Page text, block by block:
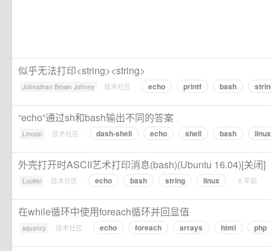
似乎无法打印<string><string>
Johnathan Brown Johnny · 技术社区 · echo printf bash
“echo”通过sh和bash输出不同的答案
Lincoln · 技术社区 · dash-shell echo shell bash linux
外壳打开时ASCII艺术打印消息(bash)(Ubuntu 16.04)[关闭]
Lucifer · 技术社区 · echo bash string linux · 8 年前
在while循环中使用foreach循环并回显值
squancy · 技术社区 · echo foreach arrays html php